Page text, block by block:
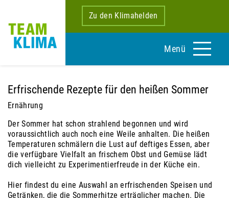
Zu den Klimahelden
Menü
Erfrischende Rezepte für den heißen Sommer
Ernährung
Der Sommer hat schon strahlend begonnen und wird
voraussichtlich auch noch eine Weile anhalten. Die heißen
Temperaturen schmälern die Lust auf deftiges Essen, aber
die verfügbare Vielfalt an frischem Obst und Gemüse lädt
dich vielleicht zu Experimentierfreude in der Küche ein.
Hier findest du eine Auswahl an erfrischenden Speisen und
Getränken, die die Sommerhitze erträglicher machen. Die